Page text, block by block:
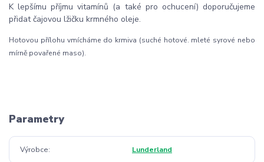
K lepšímu příjmu vitamínů (a také pro ochucení) doporučujeme
přidat čajovou lžičku krmného oleje.
Hotovou přílohu vmícháme do krmiva (suché hotové. mleté syrové nebo
mírně povařené maso).
Parametry
Výrobce Lunderland